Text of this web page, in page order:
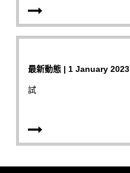
最新動態 | 1 January 2023
試